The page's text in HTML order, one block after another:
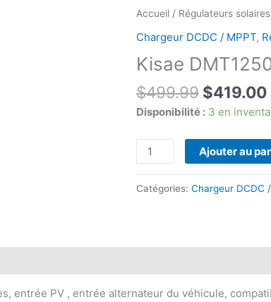
Accueil / Régulateurs
Chargeur DCDC / MPPT,
Kisae
$499.99 Le
prix
était :
$419.00
Disponibilité : 3 en
quantité
de
DMT1250
Ajouter au
Catégories: Chargeur DCDC
entrée PV , entrée alternateur du véhicule,